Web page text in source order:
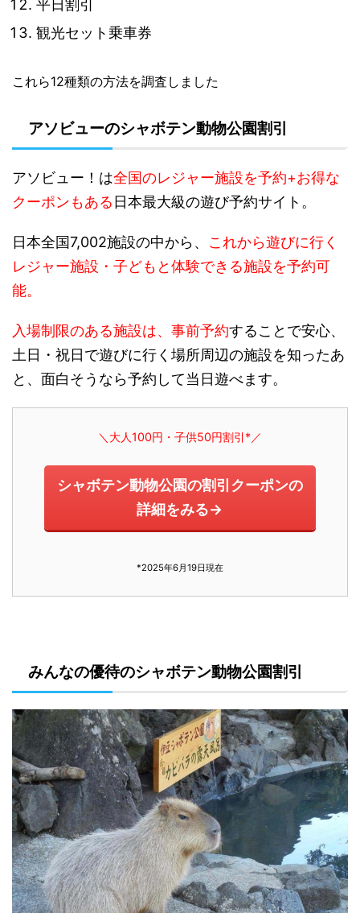
平日割引
観光セット乗車券
これら12種類の方法を調査しました
アソビューのシャボテン動物公園割引
アソビュー！は全国のレジャー施設を予約+お得な
クーポンもある日本最大級の遊び予約サイト。
日本全国7,002施設の中から、 これから遊びに行く
レジャー施設・子どもと体験できる施設を予約可
能。
入場制限のある施設は、事前予約することで安心、
土日・祝日で遊びに行く場所周辺の施設を知ったあ
と、面白そうなら予約して当日遊べます。
＼大人100円・子供50円割引*／
シャボテン動物公園の割引クーポンの
詳細をみる→
*2025年6月19日現在
みんなの優待のシャボテン動物公園割引